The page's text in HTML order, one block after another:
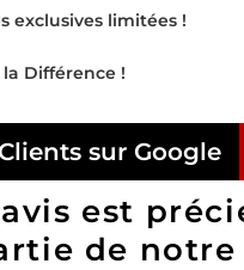
exclusives limitées !
Différence !
sur Google
est
de notre